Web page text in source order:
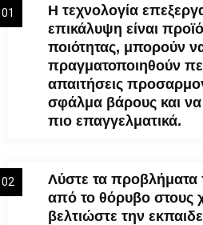
Η τεχνολογία
επικάλυψη είναι
ποιότητας, μπορούν
πραγματοποιηθούν
απαιτήσεις
σφάλμα βάρους και να
πιο επαγγελματικά.
01
Λύστε τα προβλήματα
από το θόρυβο στους
βελτιώστε την
02